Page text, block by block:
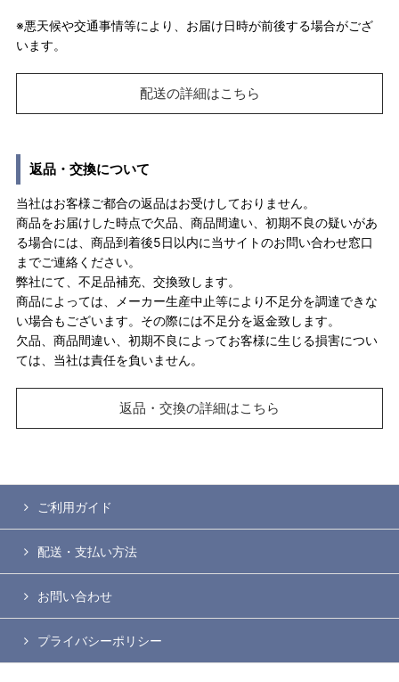
※悪天候や交通事情等により、お届け日時が前後する場合がござ
います。
配送の詳細はこちら
返品・交換について
当社はお客様ご都合の返品はお受けしておりません。
商品をお届けした時点で欠品、商品間違い、初期不良の疑いがあ
る場合には、商品到着後5日以内に当サイトのお問い合わせ窓口
までご連絡ください。
弊社にて、不足品補充、交換致します。
商品によっては、メーカー生産中止等により不足分を調達できな
い場合もございます。その際には不足分を返金致します。
欠品、商品間違い、初期不良によってお客様に生じる損害につい
ては、当社は責任を負いません。
返品・交換の詳細はこちら
ご利用ガイド
配送・支払い方法
お問い合わせ
プライバシーポリシー